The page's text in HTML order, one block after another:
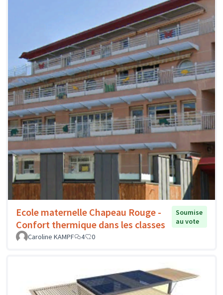
Ecole maternelle Chapeau Rouge -
Confort thermique dans les classes
Soumise
au vote
Caroline KAMPF
4 0